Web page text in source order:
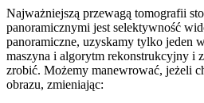
Najważniejszą przewagą tomografii
panoramicznymi jest selektywność
panoramiczne, uzyskamy tylko jeden
maszyna i algorytm rekonstrukcyjny i
zrobić. Możemy manewrować, jeżeli
obrazu, zmieniając: